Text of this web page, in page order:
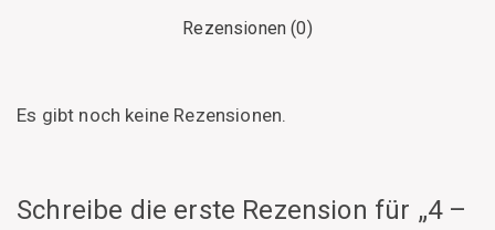
Rezensionen (0)
Es gibt noch keine Rezensionen.
Schreibe die erste Rezension für „4 –